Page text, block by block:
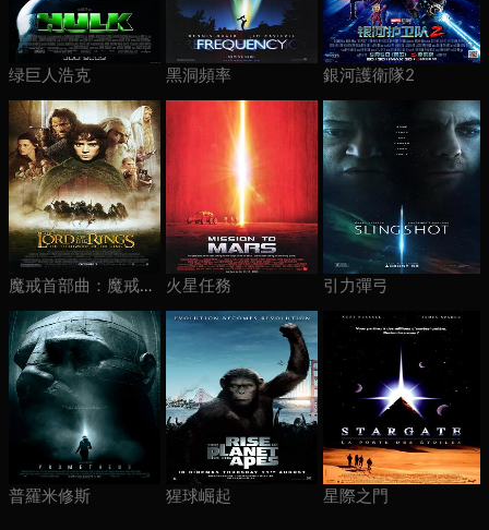
绿巨人浩克 黑洞頻率 銀河護衛隊2
魔戒首部曲：魔戒現身 火星任務 引力彈弓
普羅米修斯 猩球崛起 星際之門